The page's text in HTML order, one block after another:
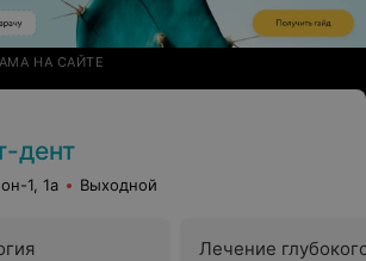
НА САЙТЕ
дент
1, 1а Выходной
Лечение